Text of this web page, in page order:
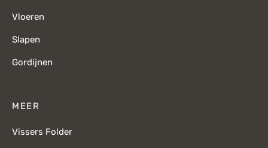
Vloeren
Slapen
Gordijnen
MEER
Vissers Folder